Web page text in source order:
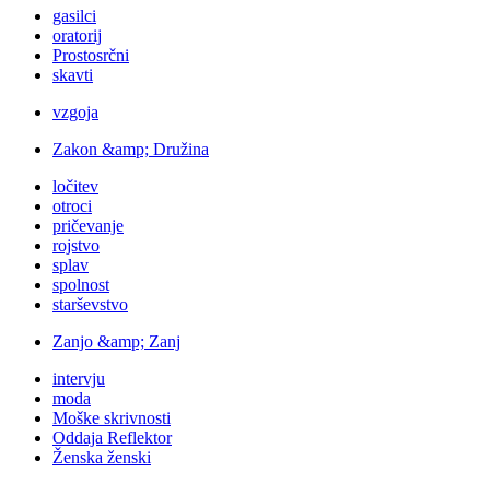
gasilci
oratorij
Prostosrčni
skavti
vzgoja
Zakon &amp; Družina
ločitev
otroci
pričevanje
rojstvo
splav
spolnost
starševstvo
Zanjo &amp; Zanj
intervju
moda
Moške skrivnosti
Oddaja Reflektor
Ženska ženski